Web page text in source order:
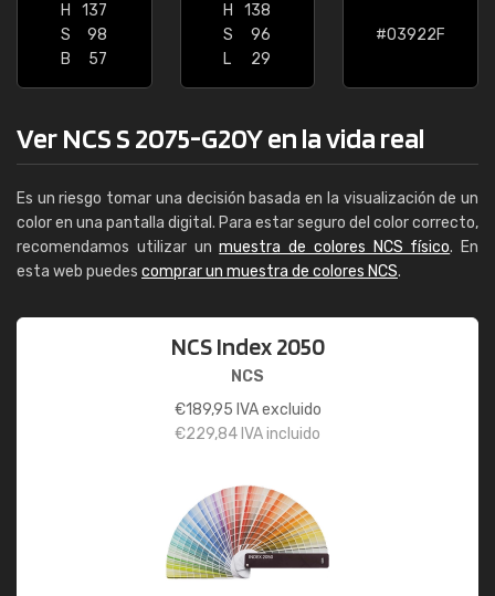
H
137
S
98
B
57
H
138
S
96
L
29
#03922F
Ver NCS S 2075-G20Y en la vida real
Es un riesgo tomar una decisión basada en la visualización de un
color en una pantalla digital. Para estar seguro del color correcto,
recomendamos utilizar unmuestra de colores NCS físico. En
esta web puedes comprar un muestra de colores NCS.
NCS Index 2050
NCS
€189,95 IVA excluido
€229,84 IVA incluido